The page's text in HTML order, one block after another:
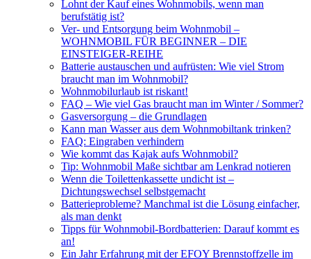
Lohnt der Kauf eines Wohnmobils, wenn man
berufstätig ist?
Ver- und Entsorgung beim Wohnmobil –
WOHNMOBIL FÜR BEGINNER – DIE
EINSTEIGER-REIHE
Batterie austauschen und aufrüsten: Wie viel Strom
braucht man im Wohnmobil?
Wohnmobilurlaub ist riskant!
FAQ – Wie viel Gas braucht man im Winter / Sommer?
Gasversorgung – die Grundlagen
Kann man Wasser aus dem Wohnmobiltank trinken?
FAQ: Eingraben verhindern
Wie kommt das Kajak aufs Wohnmobil?
Tip: Wohnmobil Maße sichtbar am Lenkrad notieren
Wenn die Toilettenkassette undicht ist –
Dichtungswechsel selbstgemacht
Batterieprobleme? Manchmal ist die Lösung einfacher,
als man denkt
Tipps für Wohnmobil-Bordbatterien: Darauf kommt es
an!
Ein Jahr Erfahrung mit der EFOY Brennstoffzelle im